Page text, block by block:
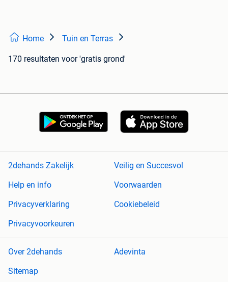
Home Tuin en Terras
170 resultaten voor 'gratis grond'
2dehands Zakelijk
Veilig en Succesvol
Help en info
Voorwaarden
Privacyverklaring
Cookiebeleid
Privacyvoorkeuren
Over 2dehands
Adevinta
Sitemap